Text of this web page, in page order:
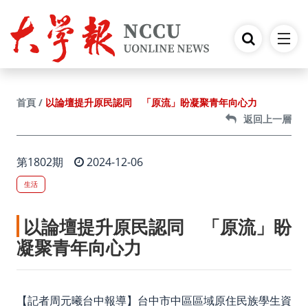
首頁
以論壇提升原民認同 「原流」盼凝聚青年向心力
返回上一層
第1802期 2024-12-06
生活
以論壇提升原民認同 「原流」盼
凝聚青年向心力
【記者周元曦台中報導】台中市中區區域原住民族學生資